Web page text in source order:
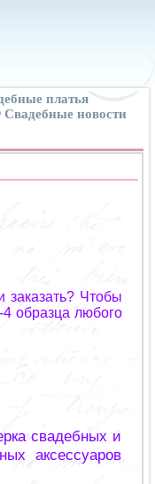
платья
Свадебные новости
заказать? Чтобы
образца любого
свадебных и
аксессуаров